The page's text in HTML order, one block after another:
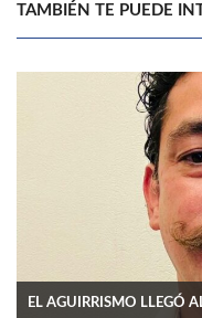
TAMBIÉN TE PUEDE
EL AGUIRRISMO LLEGÓ